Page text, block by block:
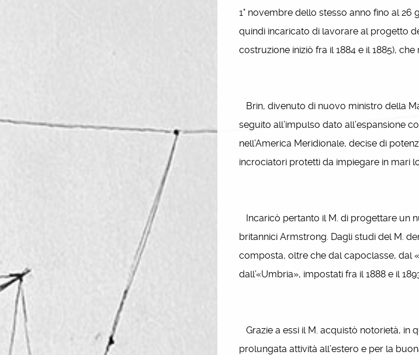
1° novembre dello stesso anno fino al
quindi incaricato di lavorare al progetto
costruzione iniziò fra il 1884 e il 1885),
Brin, divenuto di nuovo ministro della
seguito all’impulso dato all’espansione
nell’America Meridionale, decise di
incrociatori protetti da impiegare in mari
Incaricò pertanto il M. di progettare un
britannici Armstrong. Dagli studi del M.
composta, oltre che dal capoclasse, dal
dall’«Umbria», impostati fra il 1888 e il
Grazie a essi il M. acquistò notorietà, in
prolungata attività all’estero e per la